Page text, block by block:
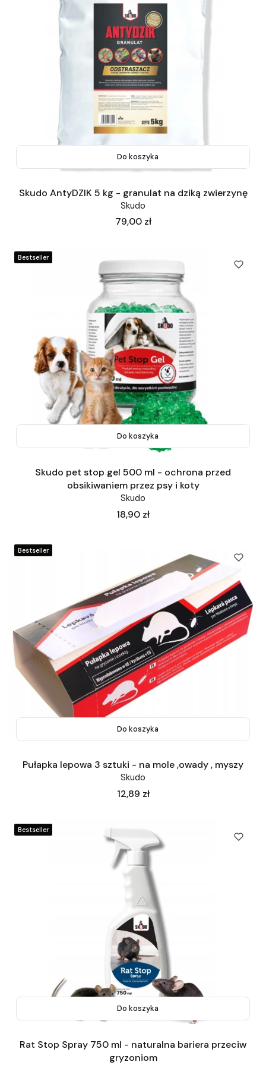
Do koszyka
Skudo AntyDZIK 5 kg - granulat na dziką zwierzynę
Skudo
Cena
79,00 zł
Bestseller
Do koszyka
Skudo pet stop gel 500 ml - ochrona przed
obsikiwaniem przez psy i koty
Skudo
Cena
18,90 zł
Bestseller
Do koszyka
Pułapka lepowa 3 sztuki - na mole ,owady , myszy
Skudo
Cena
12,89 zł
Bestseller
Do koszyka
Rat Stop Spray 750 ml - naturalna bariera przeciw
gryzoniom